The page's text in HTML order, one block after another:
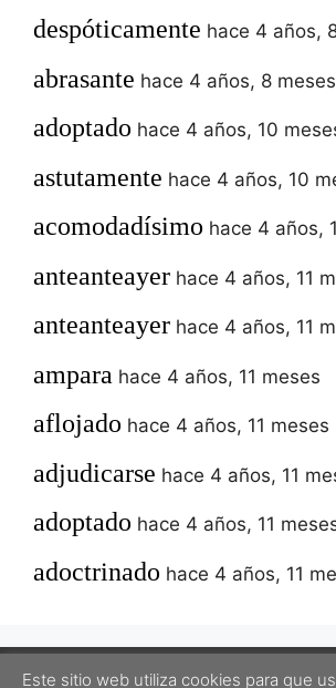
despóticamente hace 4 años,
abrasante hace 4 años, 8 meses
adoptado hace 4 años, 10
astutamente hace 4 años, 10
acomodadísimo hace 4 años,
anteanteayer hace 4 años, 11
anteanteayer hace 4 años, 11
ampara hace 4 años, 11 meses
aflojado hace 4 años, 11 meses
adjudicarse hace 4 años, 11
adoptado hace 4 años, 11
adoctrinado hace 4 años, 11
Este sitio web utiliza cookies para que